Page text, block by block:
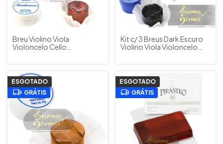
Breu Violino Viola
Violoncelo Cello
Kit c/ 3 Breus Dark Escuro
Violino Viola Violoncelo
ESGOTADO
GRÁTIS
ESGOTADO
GRÁTIS